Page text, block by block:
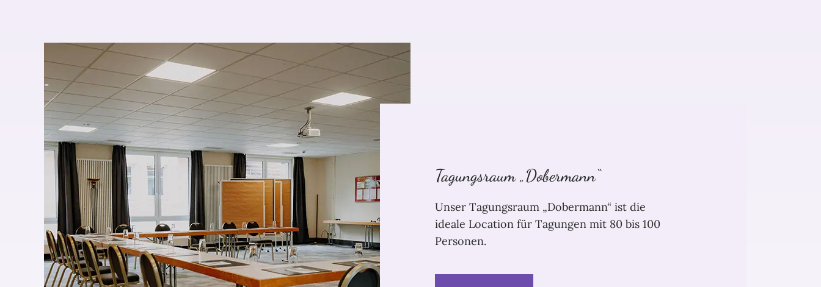
Tagungsraum „Dobermann“
Unser Tagungsraum „Dobermann“ ist die
ideale Location für Tagungen mit 80 bis 100
Personen.